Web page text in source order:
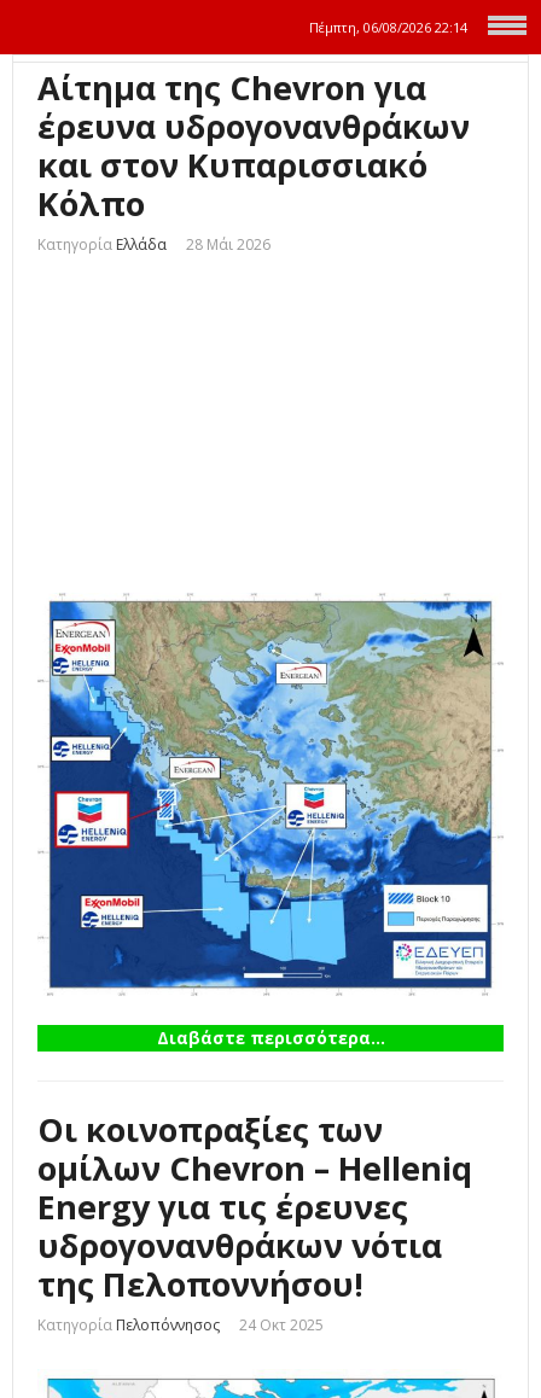
Πέμπτη, 06/08/2026 22:14
Αίτημα της Chevron για
έρευνα υδρογονανθράκων
και στον Κυπαρισσιακό
Κόλπο
Κατηγορία Ελλάδα 28 Μάι 2026
Διαβάστε περισσότερα...
Οι κοινοπραξίες των
ομίλων Chevron – Helleniq
Energy για τις έρευνες
υδρογονανθράκων νότια
της Πελοποννήσου!
Κατηγορία Πελοπόννησος 24 Οκτ 2025